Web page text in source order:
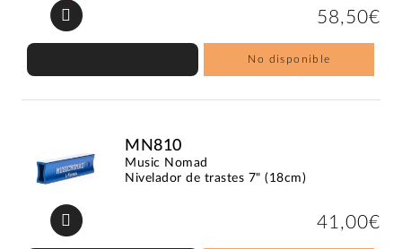
58,50€
No disponible
MN810
Music Nomad
Nivelador de trastes 7" (18cm)
41,00€